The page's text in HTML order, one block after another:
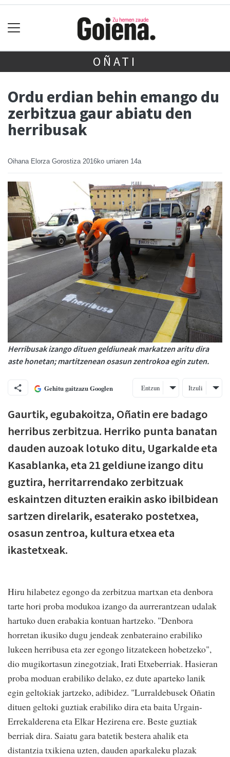
OÑATI
Ordu erdian behin emango du
zerbitzua gaur abiatu den
herribusak
Oihana Elorza Gorostiza 2016ko urriaren 14a
Herribusak izango dituen geldiuneak markatzen aritu dira
aste honetan; martitzenean osasun zentrokoa egin zuten.
Gehitu gaitzazu Googlen Entzun Itzuli
Gaurtik, egubakoitza, Oñatin ere badago
herribus zerbitzua. Herriko punta banatan
dauden auzoak lotuko ditu, Ugarkalde eta
Kasablanka, eta 21 geldiune izango ditu
guztira, herritarrendako zerbitzuak
eskaintzen dituzten eraikin asko ibilbidean
sartzen direlarik, esaterako postetxea,
osasun zentroa, kultura etxea eta
ikastetxeak.
Hiru hilabetez egongo da zerbitzua martxan eta denbora
tarte hori proba modukoa izango da aurrerantzean udalak
hartuko duen erabakia kontuan hartzeko. "Denbora
horretan ikusiko dugu jendeak zenbateraino erabiliko
lukeen herribusa eta zer egongo litzatekeen hobetzeko",
dio mugikortasun zinegotziak, Irati Etxeberriak. Hasieran
proba moduan erabiliko delako, ez dute aparteko lanik
egin geltokiak jartzeko, adibidez. "Lurraldebusek Oñatin
dituen geltoki guztiak erabiliko dira eta baita Urgain-
Errekalderena eta Elkar Hezirena ere. Beste guztiak
berriak dira. Saiatu gara batetik bestera ahalik eta
distantzia txikiena uzten, dauden aparkaleku plazak